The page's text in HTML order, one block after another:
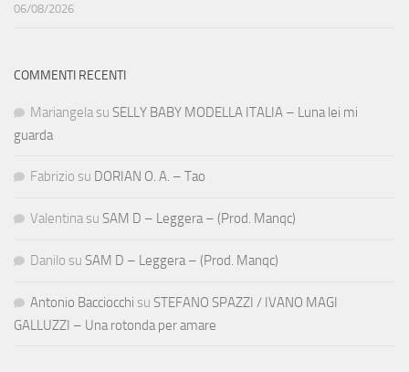
06/08/2026
COMMENTI RECENTI
Mariangela su SELLY BABY MODELLA ITALIA – Luna lei mi
guarda
Fabrizio su DORIAN O. A. – Tao
Valentina su SAM D – Leggera – (Prod. Manqc)
Danilo su SAM D – Leggera – (Prod. Manqc)
Antonio Bacciocchi su STEFANO SPAZZI / IVANO MAGI
GALLUZZI – Una rotonda per amare